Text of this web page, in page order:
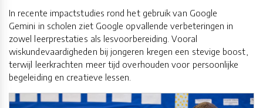
In recente impactstudies rond het gebruik van Google
Gemini in scholen ziet Google opvallende verbeteringen in
zowel leerprestaties als lesvoorbereiding. Vooral
wiskundevaardigheden bij jongeren kregen een stevige boost,
terwijl leerkrachten meer tijd overhouden voor persoonlijke
begeleiding en creatieve lessen.